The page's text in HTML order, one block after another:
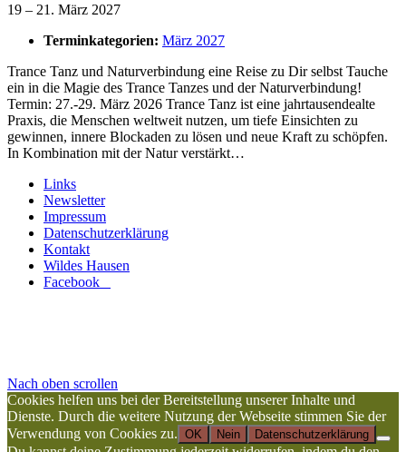
19 – 21. März 2027
Terminkategorien: März 2027
Trance Tanz und Naturverbindung eine Reise zu Dir selbst Tauche
ein in die Magie des Trance Tanzes und der Naturverbindung!
Termin: 27.-29. März 2026 Trance Tanz ist eine jahrtausendealte
Praxis, die Menschen weltweit nutzen, um tiefe Einsichten zu
gewinnen, innere Blockaden zu lösen und neue Kraft zu schöpfen.
In Kombination mit der Natur verstärkt…
Links
Newsletter
Impressum
Datenschutzerklärung
Kontakt
Wildes Hausen
Facebook
Nach oben scrollen
Cookies helfen uns bei der Bereitstellung unserer Inhalte und
Dienste. Durch die weitere Nutzung der Webseite stimmen Sie der
Verwendung von Cookies zu. OK Nein Datenschutzerklärung